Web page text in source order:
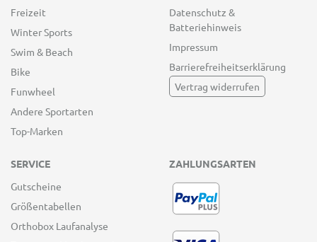
Freizeit
Winter Sports
Swim & Beach
Bike
Funwheel
Andere Sportarten
Top-Marken
Datenschutz &
Batteriehinweis
Impressum
Barrierefreiheitserklärung
Vertrag widerrufen
SERVICE
Gutscheine
Größentabellen
Orthobox Laufanalyse
ZAHLUNGSARTEN